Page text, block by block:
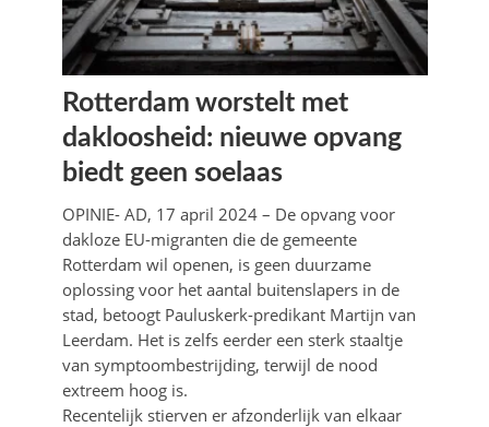
Rotterdam worstelt met
dakloosheid: nieuwe opvang
biedt geen soelaas
OPINIE- AD, 17 april 2024 – De opvang voor
dakloze EU-migranten die de gemeente
Rotterdam wil openen, is geen duurzame
oplossing voor het aantal buitenslapers in de
stad, betoogt Pauluskerk-predikant Martijn van
Leerdam. Het is zelfs eerder een sterk staaltje
van symptoombestrijding, terwijl de nood
extreem hoog is.
Recentelijk stierven er afzonderlijk van elkaar